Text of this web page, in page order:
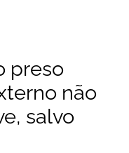
preso
não
salvo